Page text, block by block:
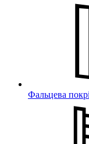
Фальцева